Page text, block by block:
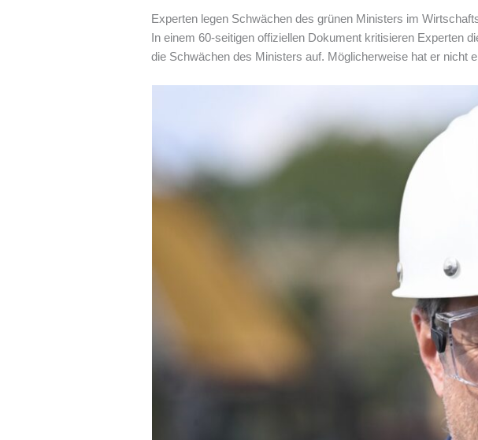
Experten legen Schwächen des grünen Ministers im
In einem 60-seitigen offiziellen Dokument kritisieren Experten
die Schwächen des Ministers auf. Möglicherweise hat er nicht